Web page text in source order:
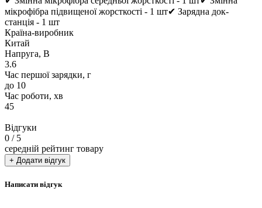
мікрофібра підвищеної жорсткості - 1 шт✔ Зарядна док-
станція - 1 шт
Країна-виробник
Китай
Напруга, В
3.6
Час першої зарядки, г
до 10
Час роботи, хв
45
Відгуки
0 / 5
середній рейтинг товару
+ Додати відгук
Написати відгук